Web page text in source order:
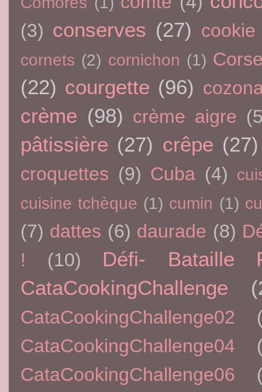
(3) conserves (27) cookie
cornets (2) cornichon (1)
(22) courgette (96)
crème (98) crème aigre
pâtissière (27) crêpe (27)
croquettes (9) Cuba (4)
cuisine tchèque (1) cumin (1)
(7) dattes (6) daurade (8)
!
(10)
Défi- Bataille
CataCookingChallenge
CataCookingChallenge02
CataCookingChallenge04
CataCookingChallenge06